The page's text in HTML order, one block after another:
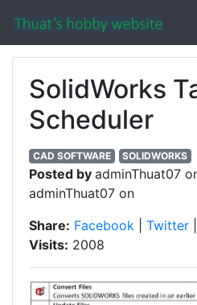
SolidWorks
Scheduler
CAD SOFTWARE SOLIDWORKS
Posted by adminThuat07
adminThuat07 on
Share: Facebook Twitter
Visits: 2008